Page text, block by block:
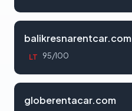
balikresnarentcar.com
LT 95/100
globerentacar.com